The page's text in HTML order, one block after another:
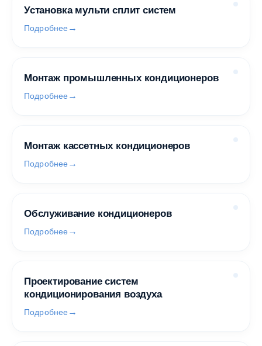
Установка мульти сплит систем
Подробнее
Монтаж промышленных кондиционеров
Подробнее
Монтаж кассетных кондиционеров
Подробнее
Обслуживание кондиционеров
Подробнее
Проектирование систем
кондиционирования воздуха
Подробнее